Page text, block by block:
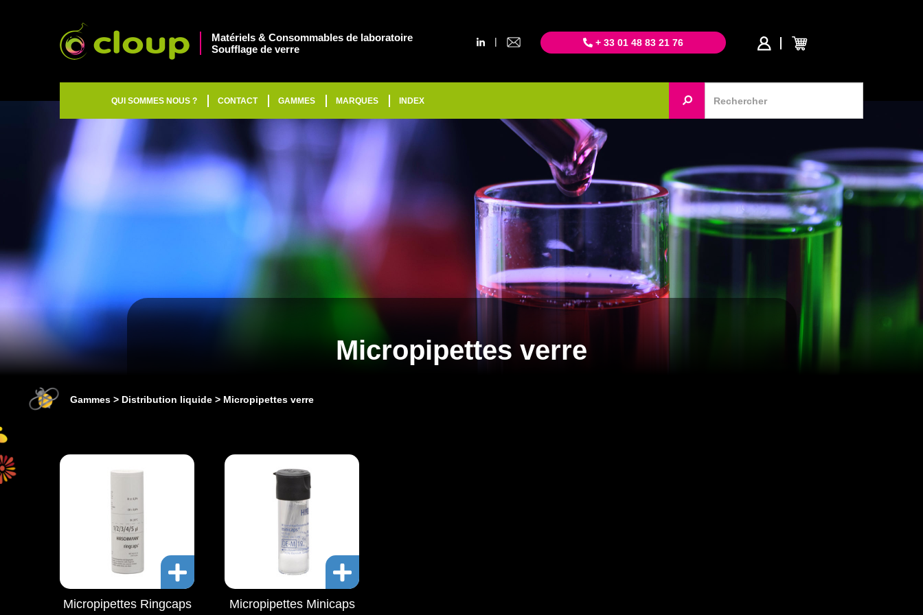
Matériels & Consommables de laboratoire
Soufflage de verre
| + 33 01 48 83 21 76
QUI SOMMES NOUS ? CONTACT GAMMES MARQUES INDEX
Micropipettes verre
Gammes Distribution liquide Micropipettes verre
Micropipettes Ringcaps Micropipettes Minicaps